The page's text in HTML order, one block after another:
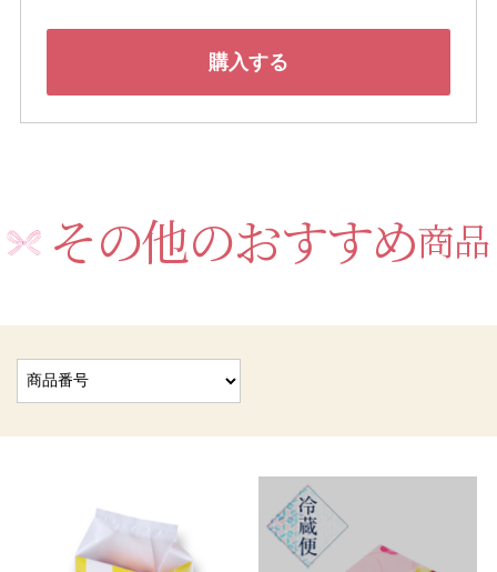
購入する
その他のおすすめ商品